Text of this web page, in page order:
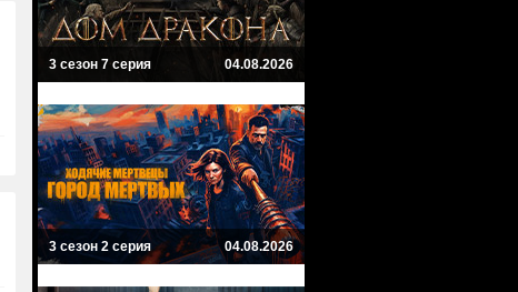
3 сезон 7 серия 04.08.2026
3 сезон 2 серия 04.08.2026